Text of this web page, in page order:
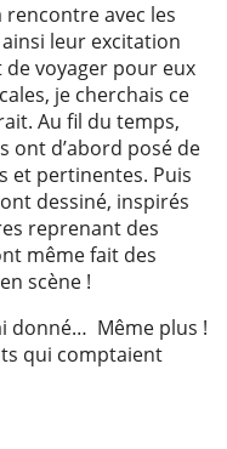
avec les
leur excitation
de voyager pour eux
je cherchais ce
Au fil du temps,
ont d’abord posé de
et pertinentes. Puis
dessiné, inspirés
reprenant des
même fait des
scène !
donné… Même plus !
qui comptaient